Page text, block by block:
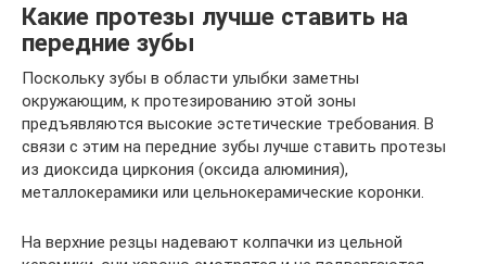
Какие протезы лучше ставить на
передние зубы
Поскольку зубы в области улыбки заметны
окружающим, к протезированию этой зоны
предъявляются высокие эстетические требования. В
связи с этим на передние зубы лучше ставить протезы
из диоксида циркония (оксида алюминия),
металлокерамики или цельнокерамические коронки.
На верхние резцы надевают колпачки из цельной